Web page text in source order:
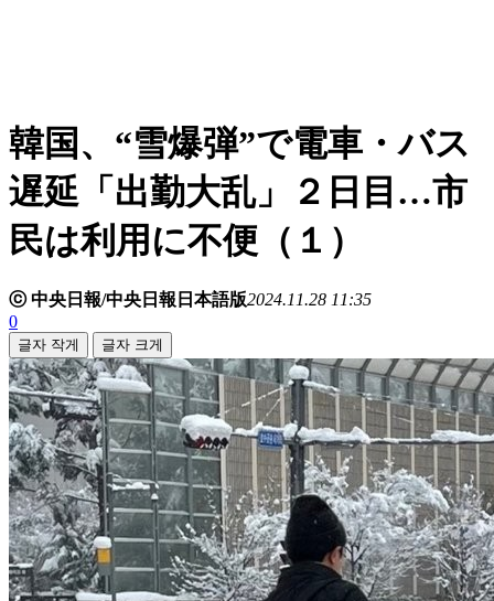
韓国、“雪爆弾”で電車・バス
遅延「出勤大乱」２日目…市
民は利用に不便（１）
ⓒ 中央日報/中央日報日本語版2024.11.28 11:35
0
글자 작게 글자 크게